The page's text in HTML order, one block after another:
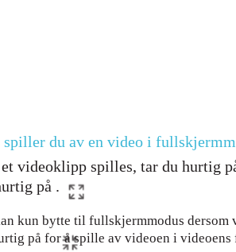
du av en video i
videoklipp spilles, tar du hurtig
på .
kun bytte til fullskjermmodus
på for å spille av videoen i videoens